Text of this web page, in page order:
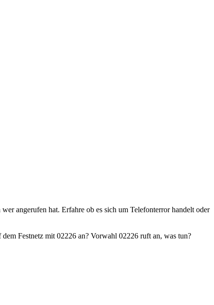
angerufen hat. Erfahre ob es sich um Telefonterror handelt oder
Festnetz mit 02226 an? Vorwahl 02226 ruft an, was tun?